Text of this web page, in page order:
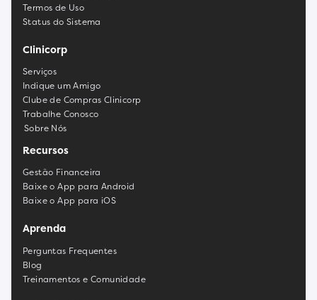
Termos de Uso
Status do Sistema
Clinicorp
Serviços
Indique um Amigo
Clube de Compras Clinicorp
Trabalhe Conosco
Sobre Nós
Recursos
Gestão Financeira
Baixe o App para Android
Baixe o App para iOS
Aprenda
Perguntas Frequentes
Blog
Treinamentos e Comunidade